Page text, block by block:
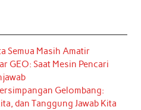
Semua Masih Amatir
GEO: Saat Mesin Pencari
Gelombang:
dan Tanggung Jawab Kita